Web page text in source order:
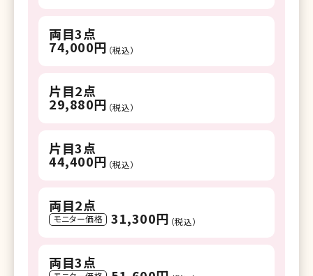
両目3点
74,000円 （税込）
片目2点
29,880円 （税込）
片目3点
44,400円 （税込）
両目2点
モニター価格 31,300円 （税込）
両目3点